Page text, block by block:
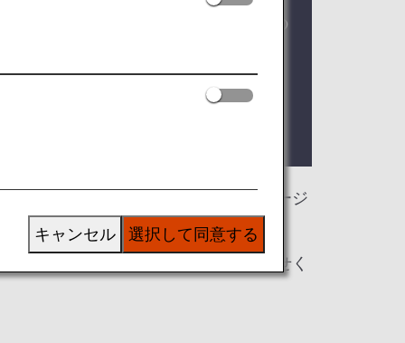
利用条件については、バンコクからの
性があります。
をご利用いただけます。本ページ
に関しては各運航会社にお問い合わせく
選択して同意する
キャンセル